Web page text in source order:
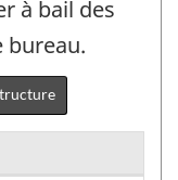
à bail des
bureau.